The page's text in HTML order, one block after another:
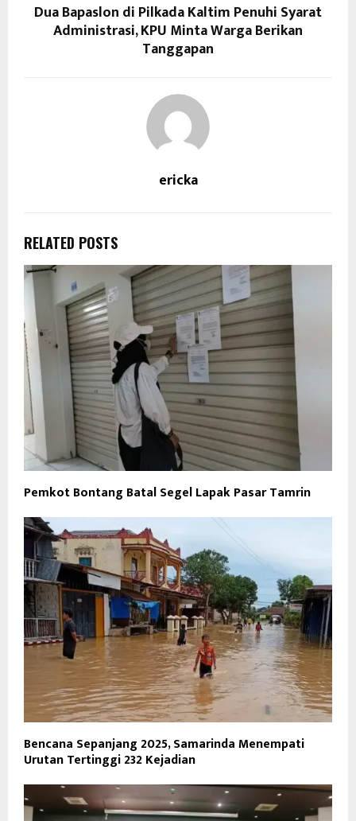
Dua Bapaslon di Pilkada Kaltim Penuhi Syarat
Administrasi, KPU Minta Warga Berikan
Tanggapan
ericka
RELATED POSTS
Pemkot Bontang Batal Segel Lapak Pasar Tamrin
Bencana Sepanjang 2025, Samarinda Menempati
Urutan Tertinggi 232 Kejadian